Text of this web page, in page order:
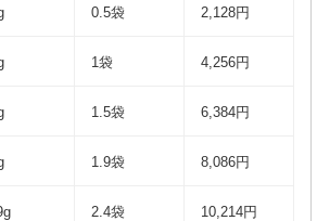
0.5袋 2,128円
1袋 4,256円
1.5袋 6,384円
1.9袋 8,086円
2.4袋 10,214円